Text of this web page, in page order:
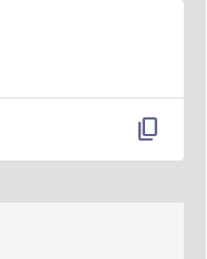
content_copy